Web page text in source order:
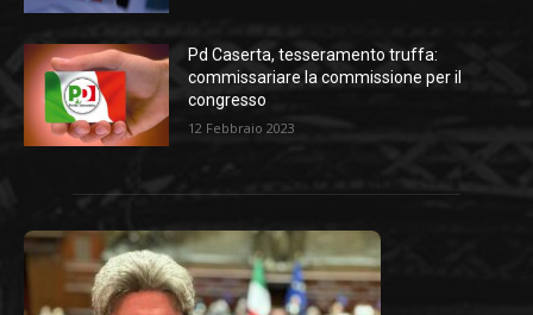
Pd Caserta, tesseramento truffa:
commissariare la commissione per il
congresso
12 Febbraio 2023